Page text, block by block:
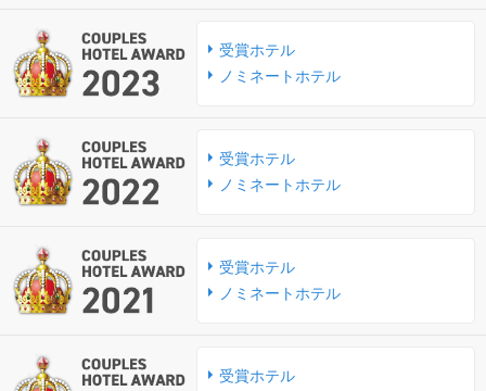
受賞ホテル
ノミネートホテル
受賞ホテル
ノミネートホテル
受賞ホテル
ノミネートホテル
受賞ホテル